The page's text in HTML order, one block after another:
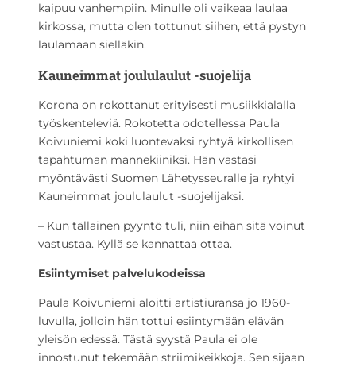
kaipuu vanhempiin. Minulle oli vaikeaa laulaa
kirkossa, mutta olen tottunut siihen, että pystyn
laulamaan sielläkin.
Kauneimmat joululaulut -suojelija
Korona on rokottanut erityisesti musiikkialalla
työskenteleviä. Rokotetta odotellessa Paula
Koivuniemi koki luontevaksi ryhtyä kirkollisen
tapahtuman mannekiiniksi. Hän vastasi
myöntävästi Suomen Lähetysseuralle ja ryhtyi
Kauneimmat joululaulut -suojelijaksi.
– Kun tällainen pyyntö tuli, niin eihän sitä voinut
vastustaa. Kyllä se kannattaa ottaa.
Esiintymiset palvelukodeissa
Paula Koivuniemi aloitti artistiuransa jo 1960-
luvulla, jolloin hän tottui esiintymään elävän
yleisön edessä. Tästä syystä Paula ei ole
innostunut tekemään striimikeikkoja. Sen sijaan